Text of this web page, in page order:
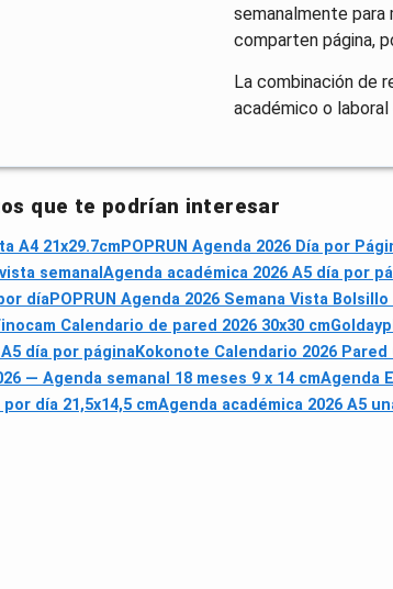
semanalmente para
comparten página,
La combinación de
académico o
que te podrían interesar
A4 21x29.7cm POPRUN Agenda 2026 Día por
semanal Agenda académica 2026 A5 día por
díaPOPRUN Agenda 2026 Semana Vista Bolsillo
Calendario de pared 2026 30x30 cm
día por páginaKokonote Calendario 2026 Pared
— Agenda semanal 18 meses 9 x 14 cmAgenda
día 21,5x14,5 cmAgenda académica 2026 A5